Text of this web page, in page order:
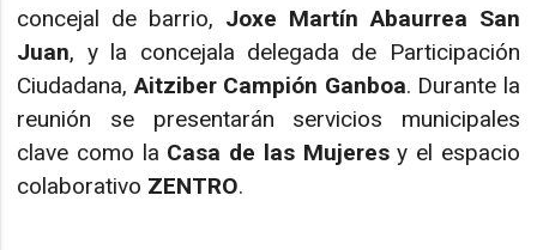
concejal de barrio, Joxe Martín Abaurrea San
Juan, y la concejala delegada de Participación
Ciudadana,Aitziber Campión Ganboa. Durante la
reunión se presentarán servicios municipales
clave como la Casa de las Mujeresy el espacio
colaborativo ZENTRO.